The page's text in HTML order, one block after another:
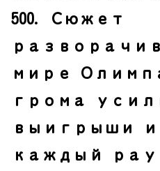
500. Сюжет
мире
грома
выигрыши
каждый